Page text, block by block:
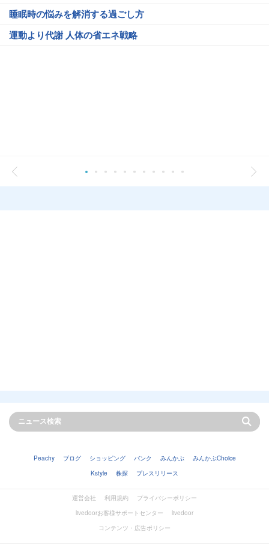
睡眠時の悩みを解消する過ごし方
運動より代謝 人体の省エネ戦略
Peachy ブログ ショッピング バンク みんかぶ
みんかぶChoice
Kstyle
株探 プレスリリース
運営会社 利用規約
プライバシーポリシー
livedoorお客様サポートセンター
livedoor
コンテンツ・広告ポリシー